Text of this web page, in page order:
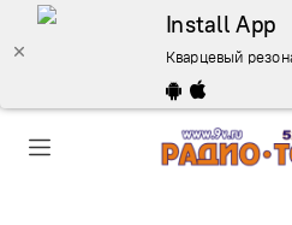
Install App
Кварцевый